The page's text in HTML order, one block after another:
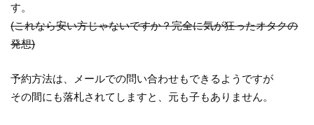
す。
(これなら安い方じゃないですか？完全に気が狂ったオタクの
発想)
予約方法は、メールでの問い合わせもできるようですが
その間にも落札されてしますと、元も子もありません。